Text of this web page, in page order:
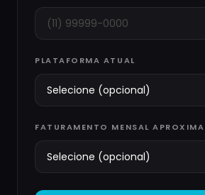
PLATAFORMA ATUAL
FATURAMENTO MENSAL